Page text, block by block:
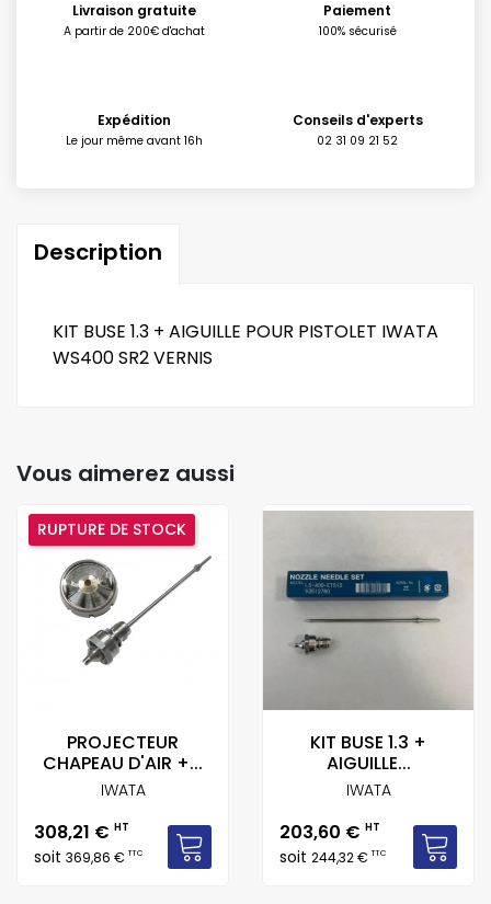
Livraison gratuite
A partir de 200€ d'achat
Paiement
100% sécurisé
Expédition
Le jour même avant 16h
Conseils d'experts
02 31 09 21 52
Description
KIT BUSE 1.3 + AIGUILLE POUR PISTOLET IWATA
WS400 SR2 VERNIS
Vous aimerez aussi
PROJECTEUR
CHAPEAU D'AIR +...
IWATA
Prix
308,21 € HT
soit 369,86 €TTC
RUPTURE DE STOCK
KIT BUSE 1.3 +
AIGUILLE...
IWATA
Prix
203,60 € HT
soit 244,32 €TTC